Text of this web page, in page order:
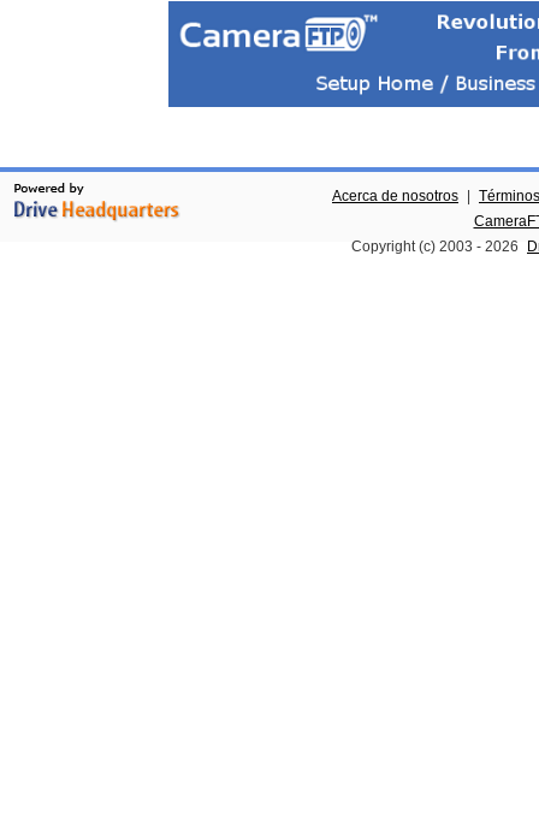
Acerca de nosotros
Copyright (c) 2003 - 2026